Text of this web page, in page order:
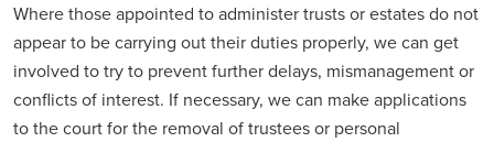
Where those appointed to administer trusts or estates do not
appear to be carrying out their duties properly, we can get
involved to try to prevent further delays, mismanagement or
conflicts of interest. If necessary, we can make applications
to the court for the removal of trustees or personal